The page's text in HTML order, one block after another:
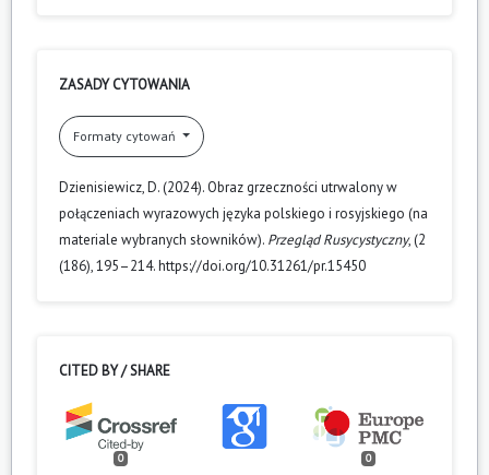
ZASADY CYTOWANIA
Formaty cytowań
Dzienisiewicz, D. (2024). Obraz grzeczności utrwalony w
połączeniach wyrazowych języka polskiego i rosyjskiego (na
materiale wybranych słowników). Przegląd Rusycystyczny, (2
(186), 195–214. https://doi.org/10.31261/pr.15450
CITED BY / SHARE
0 0